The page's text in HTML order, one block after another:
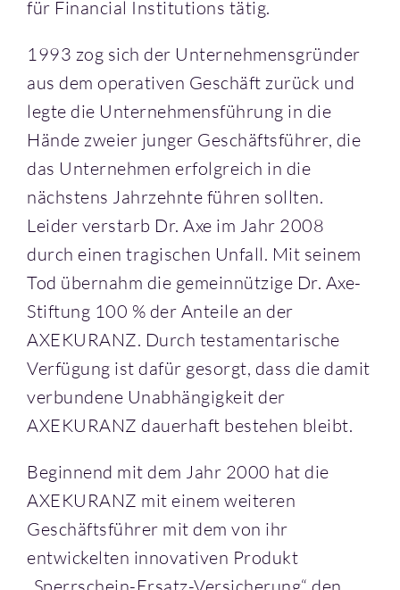
für Financial Institutions tätig.
1993 zog sich der Unternehmensgründer
aus dem operativen Geschäft zurück und
legte die Unternehmensführung in die
Hände zweier junger Geschäftsführer, die
das Unternehmen erfolgreich in die
nächstens Jahrzehnte führen sollten.
Leider verstarb Dr. Axe im Jahr 2008
durch einen tragischen Unfall. Mit seinem
Tod übernahm die gemeinnützige Dr. Axe-
Stiftung 100 % der Anteile an der
AXEKURANZ. Durch testamentarische
Verfügung ist dafür gesorgt, dass die damit
verbundene Unabhängigkeit der
AXEKURANZ dauerhaft bestehen bleibt.
Beginnend mit dem Jahr 2000 hat die
AXEKURANZ mit einem weiteren
Geschäftsführer mit dem von ihr
entwickelten innovativen Produkt